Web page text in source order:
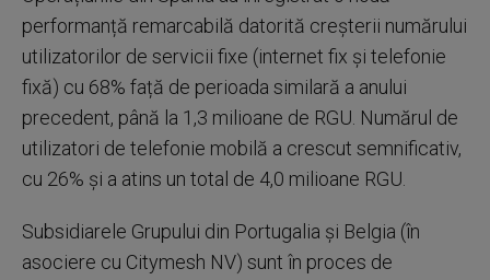
performanță remarcabilă datorită creșterii numărului
utilizatorilor de servicii fixe (internet fix și telefonie
fixă) cu 68% față de perioada similară a anului
precedent, până la 1,3 milioane de RGU. Numărul de
utilizatori de telefonie mobilă a crescut semnificativ,
cu 26% și a atins un total de 4,0 milioane RGU.
Subsidiarele Grupului din Portugalia și Belgia (în
asociere cu Citymesh NV) sunt în proces de